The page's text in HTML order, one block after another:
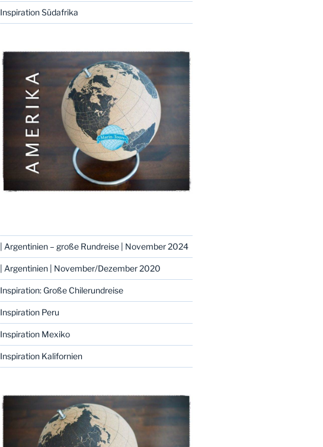
Inspiration Südafrika
| Argentinien – große Rundreise | November 2024
| Argentinien | November/Dezember 2020
Inspiration: Große Chilerundreise
Inspiration Peru
Inspiration Mexiko
Inspiration Kalifornien